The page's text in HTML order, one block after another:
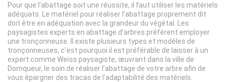
Pour que l’abattage soit une réussite, il faut utiliser les matériels
adéquats. Le matériel pour réaliser l’abattage proprement dit
doit être en adéquation avec la grandeur du végétal. Les
paysagistes experts en abattage d’arbres préfèrent employer
une tronçonneuse. Il existe plusieurs types et modèles de
tronçonneuses, c’est pourquoi il est préférable de laisser à un
expert comme Weiss paysagiste, œuvrant dans la ville de
Domqueur, le soin de réaliser l’abattage de votre arbre afin de
vous épargner des tracas de l’adaptabilité des matériels.